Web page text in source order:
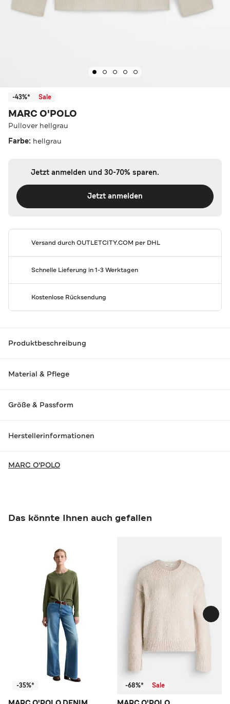
-43%* Sale
MARC O'POLO
Pullover hellgrau
Farbe: hellgrau
Jetzt anmelden und 30-70% sparen.
Jetzt anmelden
Versand durchOUTLETCITY.COM per DHL
Schnelle Lieferung in 1-3 Werktagen
Kostenlose Rücksendung
Produktbeschreibung
Material & Pflege
Größe & Passform
Herstellerinformationen
MARC O'POLO
Das könnte Ihnen auch gefallen
-35%* -68%* Sale